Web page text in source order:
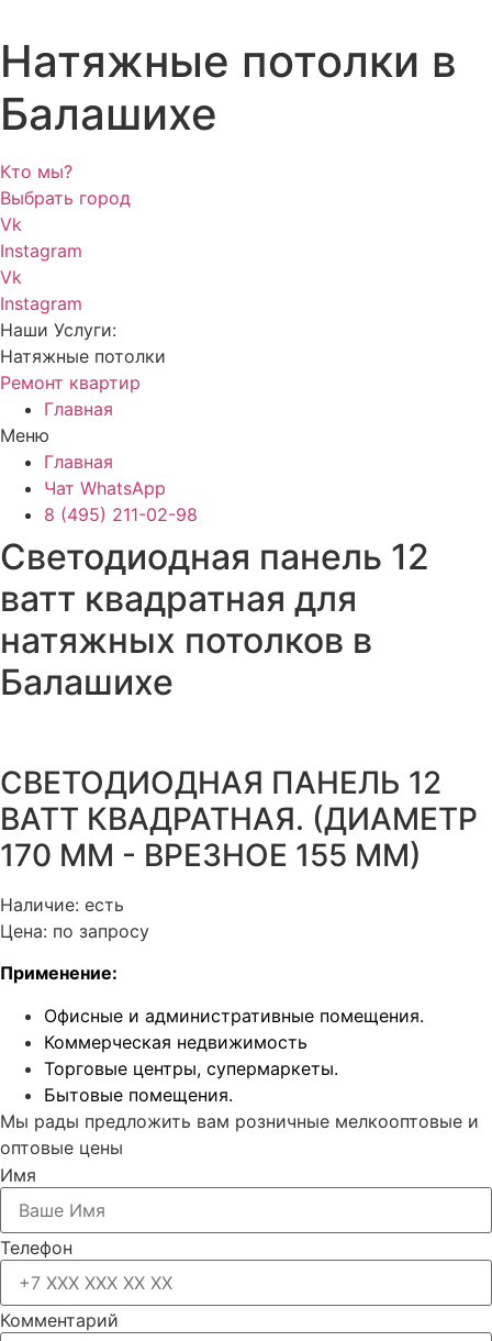
Натяжные потолки в
Балашихе
Кто мы?
Выбрать город
Vk
Instagram
Vk
Instagram
Наши Услуги:
Натяжные потолки
Ремонт квартир
Главная
Меню
Главная
Чат WhatsApp
8 (495) 211-02-98
Светодиодная панель 12
ватт квадратная для
натяжных потолков в
Балашихе
СВЕТОДИОДНАЯ ПАНЕЛЬ 12
ВАТТ КВАДРАТНАЯ. (ДИАМЕТР
170 ММ - ВРЕЗНОЕ 155 ММ)
Наличие: есть
Цена: по запросу
Применение:
Офисные и административные помещения.
Коммерческая недвижимость
Торговые центры, супермаркеты.
Бытовые помещения.
Мы рады предложить вам розничные мелкооптовые и
оптовые цены
Имя
Телефон
Комментарий